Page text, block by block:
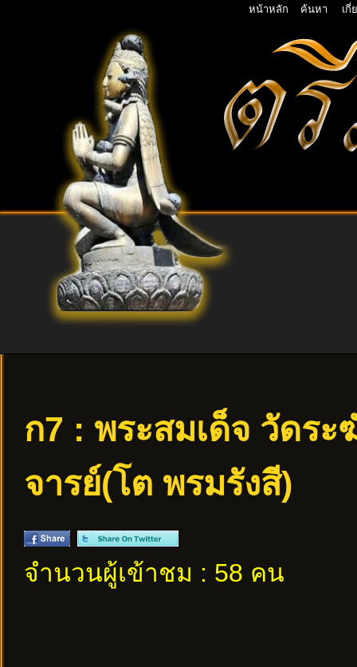
หน้าหลัก ค้นหา เกี่
ก7 : พระสมเด็จ วัดร
จารย์(โต พรมรังสี)
จำนวนผู้เข้าชม : 58 คน